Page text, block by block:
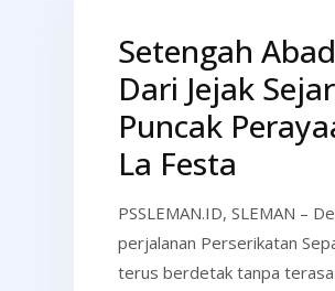
Setengah
Dari Jejak
Puncak
La Festa
PSSLEMAN.ID, SLEMAN –
perjalanan Perserikatan
terus berdetak tanpa terasa